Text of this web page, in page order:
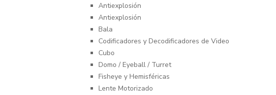
Antiexplosión
Antiexplosión
Bala
Codificadores y Decodificadores de Video
Cubo
Domo / Eyeball / Turret
Fisheye y Hemisféricas
Lente Motorizado